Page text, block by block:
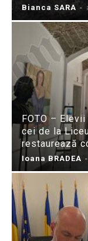
Bianca SARA -
FOTO –
cei de la
restaurează
Ioana BRADEA -